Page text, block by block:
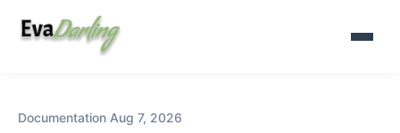
Documentation·Aug 7, 2026